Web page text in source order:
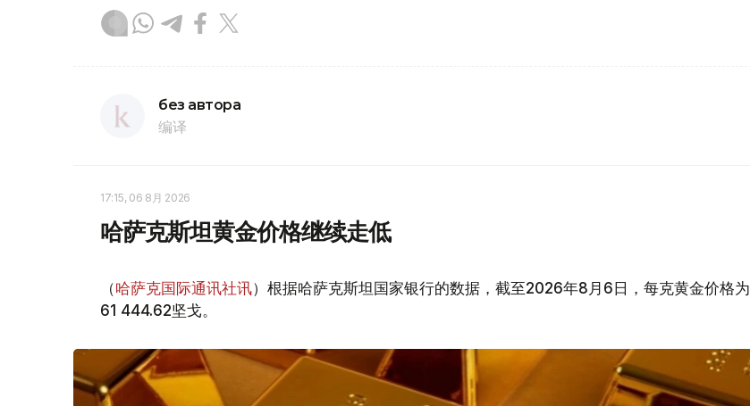
без автора
编译
17:15, 06 8月 2026
哈萨克斯坦黄金价格继续走低
（哈萨克国际通讯社讯）根据哈萨克斯坦国家银行的数据，截至2026年8月6日，每克黄金价格为
61 444.62坚戈。